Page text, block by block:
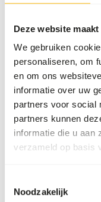
Deze website
We gebruiken
personaliseren, om
en om ons
informatie over uw
partners voor social
partners kunnen
informatie die u aan
verzameld op basis
Noodzakelijk